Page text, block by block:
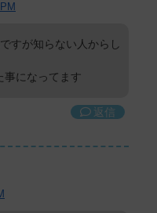
すが知らない人からし
事になってます
返信